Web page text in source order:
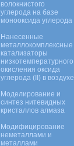
волокнистого
углерода на базе
монооксида углерода
Нанесенные
металлокомплексные
катализаторы
низкотемпературного
окисления оксида
углерода (II) в воздухе
Моделирование и
синтез нитевидных
кристаллов алмаза
Модифицирование
неметаллами и
металлами